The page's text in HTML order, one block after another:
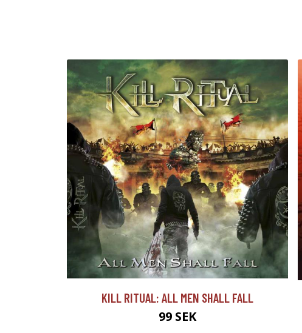
KILL RITUAL: ALL MEN SHALL FALL
99 SEK